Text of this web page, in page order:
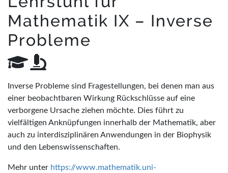
Mathematik IX – Inverse
Probleme
Inverse Probleme sind Fragestellungen, bei denen man aus
einer beobachtbaren Wirkung Rückschlüsse auf eine
verborgene Ursache ziehen möchte. Dies führt zu
vielfältigen Anknüpfungen innerhalb der Mathematik, aber
auch zu interdisziplinären Anwendungen in der Biophysik
und den Lebenswissenschaften.
Mehr unter https://www.mathematik.uni-